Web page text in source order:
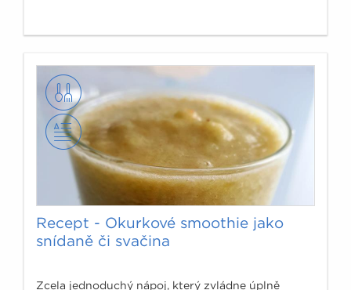
Recept - Okurkové smoothie jako
snídaně či svačina
Zcela jednoduchý nápoj, který zvládne úplně